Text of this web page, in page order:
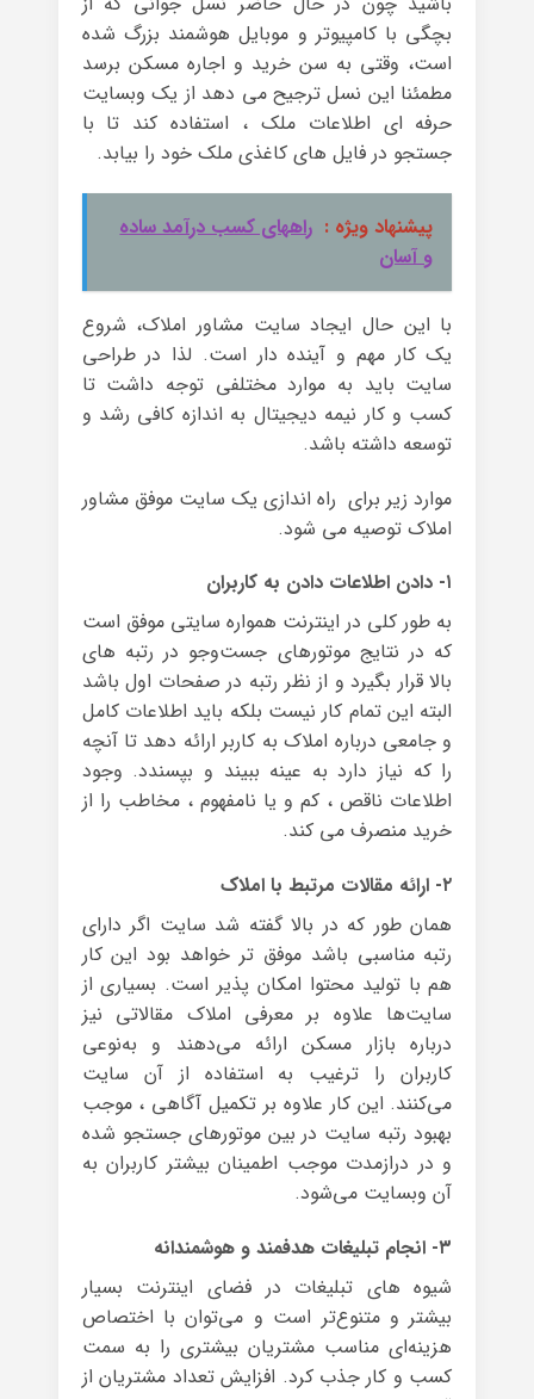
بچگی با کامپیوتر و موبایل هوشمند بزرگ شده
است، وقتی به سن خرید و اجاره مسکن برسد
مطمئنا این نسل ترجیح می دهد از یک وبسایت
حرفه ای اطلاعات ملک ، استفاده کند تا با
جستجو در فایل های کاغذی ملک خود را بیابد.
پیشنهاد ویژه : راههای کسب درآمد ساده
و آسان
با این حال ایجاد سایت مشاور املاک، شروع
یک کار مهم و آینده دار است. لذا در طراحی
سایت باید به موارد مختلفی توجه داشت تا
کسب و کار نیمه دیجیتال به اندازه کافی رشد و
توسعه داشته باشد.
موارد زیر برای راه اندازی یک سایت موفق مشاور
املاک توصیه می شود.
۱- دادن اطلاعات دادن به کاربران
به طور کلی در اینترنت همواره سایتی موفق است
که در نتایج موتورهای جست‌وجو در رتبه های
بالا قرار بگیرد و از نظر رتبه در صفحات اول باشد
البته این تمام کار نیست بلکه باید اطلاعات کامل
و جامعی درباره املاک به کاربر ارائه دهد تا آنچه
را که نیاز دارد به عینه ببیند و بپسندد. وجود
اطلاعات ناقص ، کم و یا نامفهوم ، مخاطب را از
خرید منصرف می کند.
۲- ارائه مقالات مرتبط با املاک
همان طور که در بالا گفته شد سایت اگر دارای
رتبه مناسبی باشد موفق تر خواهد بود این کار
هم با تولید محتوا امکان پذیر است. بسیاری از
سایت‌ها علاوه بر معرفی املاک مقالاتی نیز
درباره بازار مسکن ارائه می‌دهند و به‌نوعی
کاربران را ترغیب به استفاده از آن سایت
می‌کنند. این کار علاوه بر تکمیل آگاهی ، موجب
بهبود رتبه سایت در بین موتورهای جستجو شده
و در درازمدت موجب اطمینان بیشتر کاربران به
آن وبسایت می‌شود.
۳- انجام تبلیغات هدفمند و هوشمندانه
شیوه های تبلیغات در فضای اینترنت بسیار
بیشتر و متنوع‌تر است و می‌توان با اختصاص
هزینه‌ای مناسب مشتریان بیشتری را به سمت
کسب و کار جذب کرد. افزایش تعداد مشتریان از